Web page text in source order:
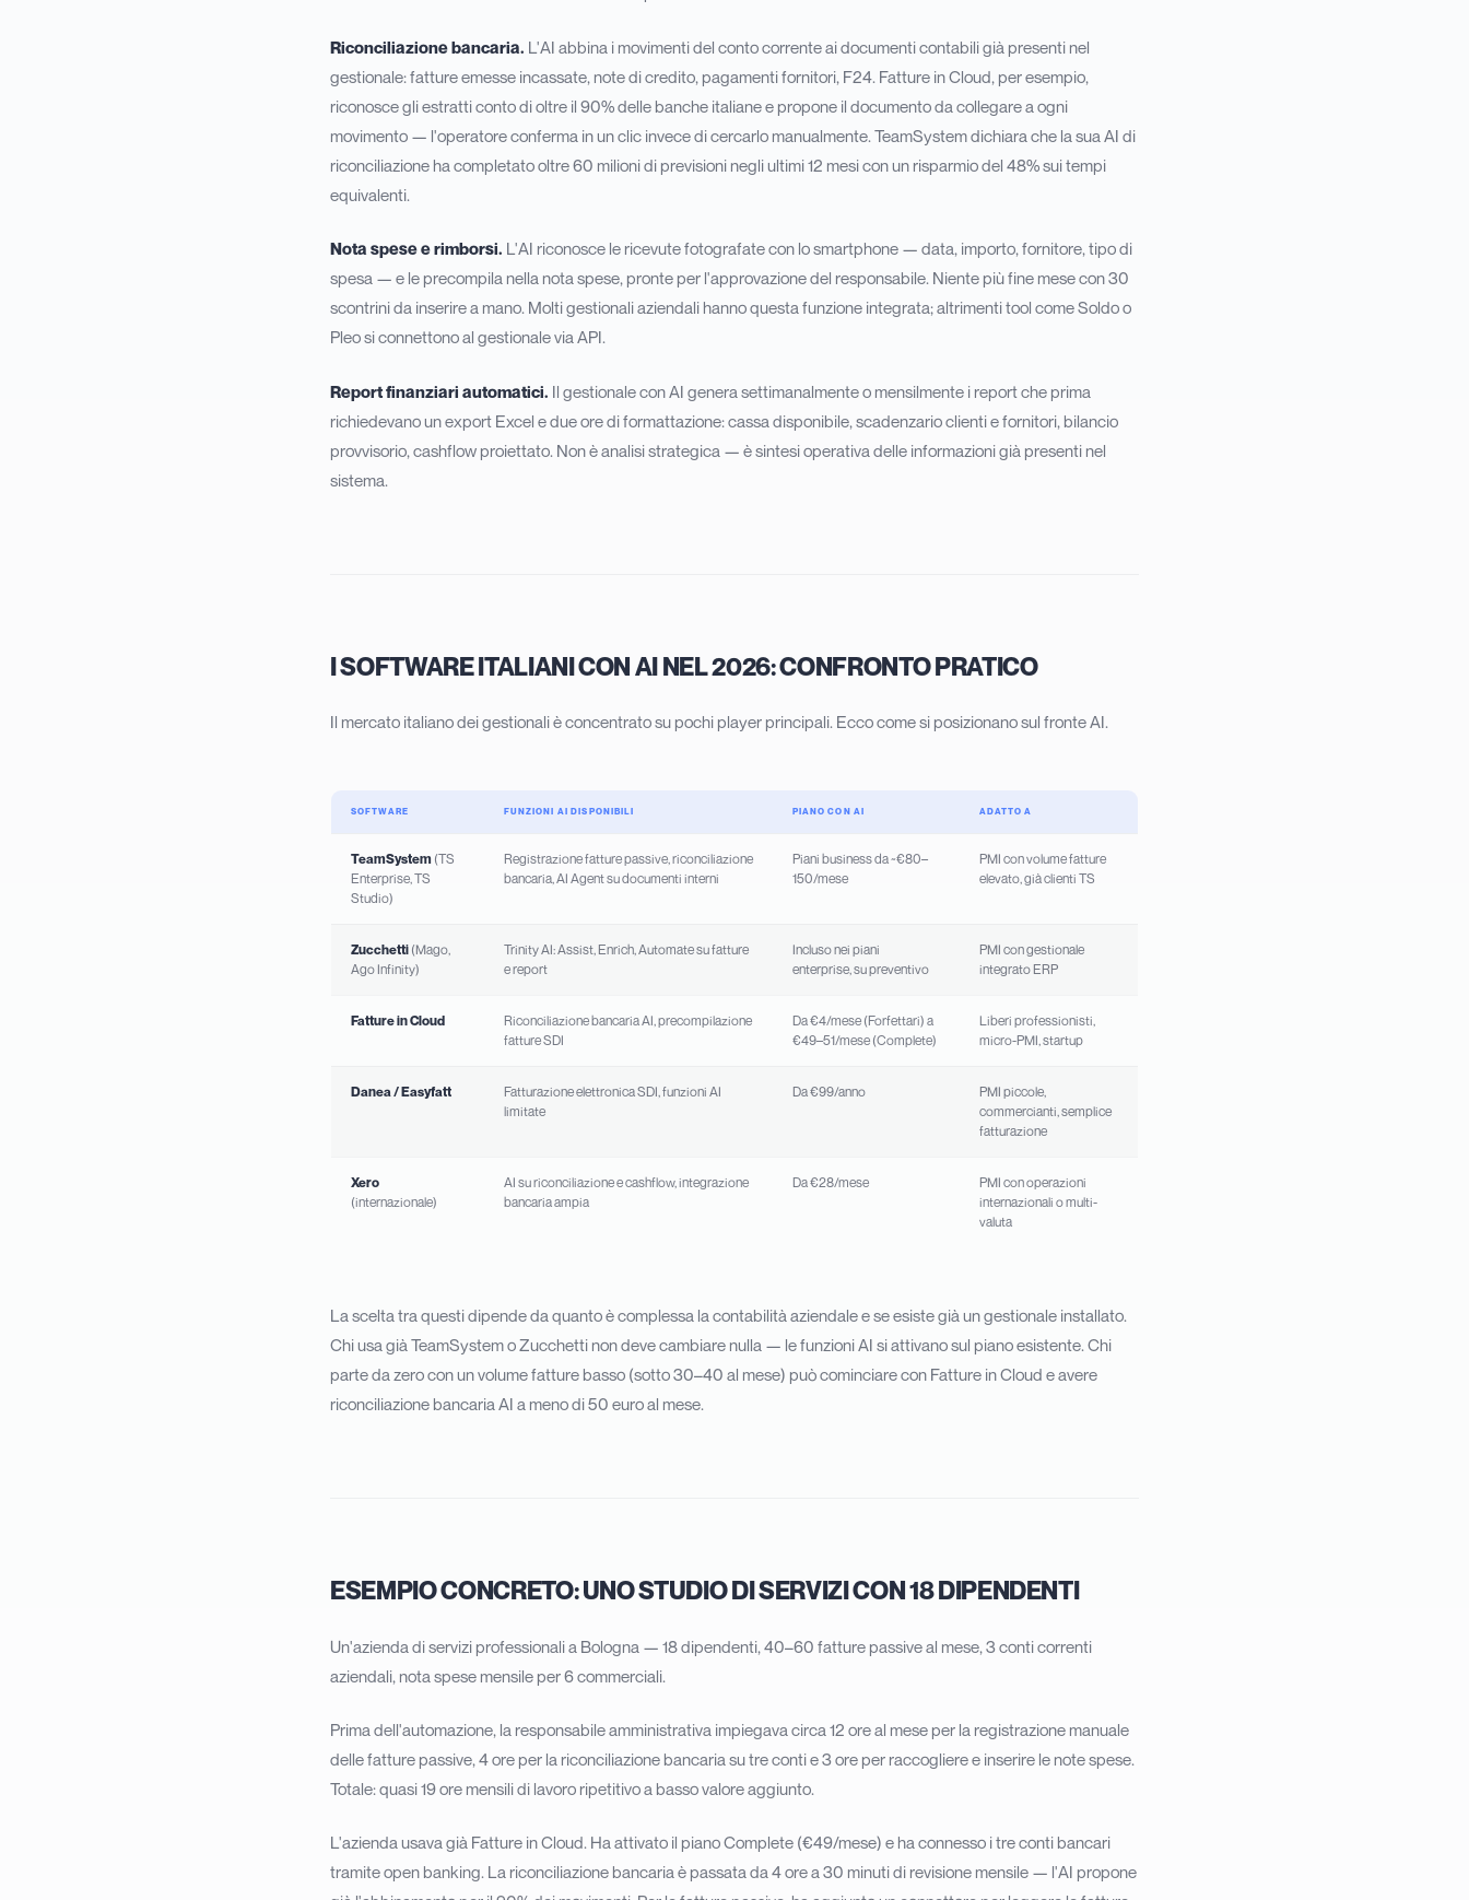
Riconciliazione bancaria. L'AI abbina i movimenti del conto corrente ai documenti contabili già presenti nel
gestionale: fatture emesse incassate, note di credito, pagamenti fornitori, F24. Fatture in Cloud, per esempio,
riconosce gli estratti conto di oltre il 90% delle banche italiane e propone il documento da collegare a ogni
movimento — l'operatore conferma in un clic invece di cercarlo manualmente. TeamSystem dichiara che la sua AI di
riconciliazione ha completato oltre 60 milioni di previsioni negli ultimi 12 mesi con un risparmio del 48% sui tempi
equivalenti.
Nota spese e rimborsi. L'AI riconosce le ricevute fotografate con lo smartphone — data, importo, fornitore, tipo di
spesa — e le precompila nella nota spese, pronte per l'approvazione del responsabile. Niente più fine mese con 30
scontrini da inserire a mano. Molti gestionali aziendali hanno questa funzione integrata; altrimenti tool come Soldo o
Pleo si connettono al gestionale via API.
Report finanziari automatici. Il gestionale con AI genera settimanalmente o mensilmente i report che prima
richiedevano un export Excel e due ore di formattazione: cassa disponibile, scadenzario clienti e fornitori, bilancio
provvisorio, cashflow proiettato. Non è analisi strategica — è sintesi operativa delle informazioni già presenti nel
sistema.
I SOFTWARE ITALIANI CON AI NEL 2026: CONFRONTO PRATICO
Il mercato italiano dei gestionali è concentrato su pochi player principali. Ecco come si posizionano sul fronte AI.
SOFTWARE FUNZIONI AI DISPONIBILI PIANO CON AI ADATTO A
TeamSystem(TS
Enterprise, TS
Studio)
Registrazione fatture passive, riconciliazione
bancaria, AI Agent su documenti interni
Piani business da ~€80–
150/mese
PMI con volume fatture
elevato, già clienti TS
Zucchetti(Mago,
Ago Infinity)
Trinity AI: Assist, Enrich, Automate su fatture
e report
Incluso nei piani
enterprise, su preventivo
PMI con gestionale
integrato ERP
Fatture in Cloud
Riconciliazione bancaria AI, precompilazione
fatture SDI
Da €4/mese (Forfettari) a
€49–51/mese (Complete)
Liberi professionisti,
micro-PMI, startup
Danea / Easyfatt
Fatturazione elettronica SDI, funzioni AI
limitate
Da €99/anno
PMI piccole,
commercianti, semplice
fatturazione
Xero
(internazionale)
AI su riconciliazione e cashflow, integrazione
bancaria ampia
Da €28/mese
PMI con operazioni
internazionali o multi-
valuta
La scelta tra questi dipende da quanto è complessa la contabilità aziendale e se esiste già un gestionale installato.
Chi usa già TeamSystem o Zucchetti non deve cambiare nulla — le funzioni AI si attivano sul piano esistente. Chi
parte da zero con un volume fatture basso (sotto 30–40 al mese) può cominciare con Fatture in Cloud e avere
riconciliazione bancaria AI a meno di 50 euro al mese.
ESEMPIO CONCRETO: UNO STUDIO DI SERVIZI CON 18 DIPENDENTI
Un'azienda di servizi professionali a Bologna — 18 dipendenti, 40–60 fatture passive al mese, 3 conti correnti
aziendali, nota spese mensile per 6 commerciali.
Prima dell'automazione, la responsabile amministrativa impiegava circa 12 ore al mese per la registrazione manuale
delle fatture passive, 4 ore per la riconciliazione bancaria su tre conti e 3 ore per raccogliere e inserire le note spese.
Totale: quasi 19 ore mensili di lavoro ripetitivo a basso valore aggiunto.
L'azienda usava già Fatture in Cloud. Ha attivato il piano Complete (€49/mese) e ha connesso i tre conti bancari
tramite open banking. La riconciliazione bancaria è passata da 4 ore a 30 minuti di revisione mensile — l'AI propone